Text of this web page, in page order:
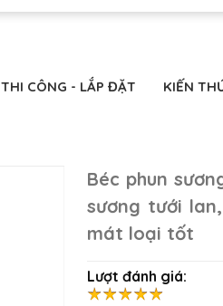
THI CÔNG - LẮP ĐẶT KIẾN
Béc phun
sương tưới
mát loại tốt
Lượt đánh giá: